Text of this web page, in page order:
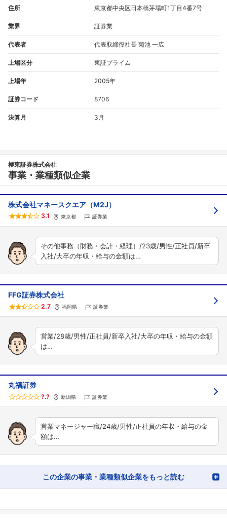
住所 東京都中央区日本橋茅場町1丁目4番7号
業界 証券業
代表者 代表取締役社長 菊池 一広
上場区分 東証プライム
上場年 2005年
証券コード 8706
決算月 3月
極東証券株式会社
事業・業種類似企業
株式会社マネースクエア（M2J）
3.1 東京都 証券業
その他事務（財務・会計・経理）/23歳/男性/正社員/新卒
入社/大卒の年収・給与の金額は…
FFG証券株式会社
2.7 福岡県 証券業
営業/28歳/男性/正社員/新卒入社/大卒の年収・給与の金額
は…
丸福証券
?.? 新潟県 証券業
営業マネージャー職/24歳/男性/正社員の年収・給与の金
額は…
この企業の事業・業種類似企業をもっと読む